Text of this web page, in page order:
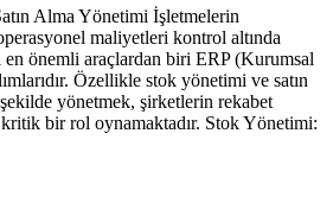
Alma Yönetimi İşletmelerin
maliyetleri kontrol altında
önemli araçlardan biri ERP (Kurumsal
Özellikle stok yönetimi ve satın
yönetmek, şirketlerin rekabet
kritik bir rol oynamaktadır. Stok Yönetimi: